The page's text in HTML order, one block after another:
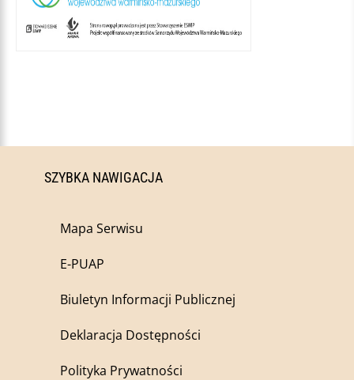
SZYBKA NAWIGACJA
Mapa Serwisu
E-PUAP
Biuletyn Informacji Publicznej
Deklaracja Dostępności
Polityka Prywatności